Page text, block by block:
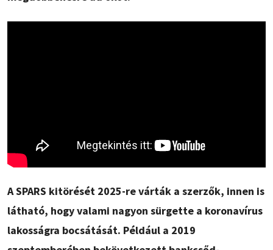
A SPARS kitörését 2025-re várták a szerzők, innen is
látható, hogy valami nagyon sürgette a koronavírus
lakosságra bocsátását. Például a 2019